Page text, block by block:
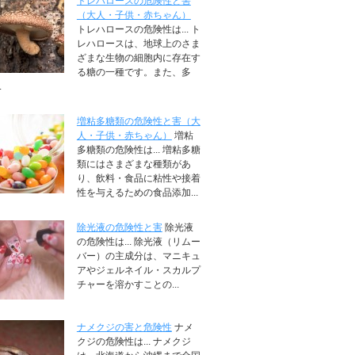
（大人・子供・赤ちゃん）
トレハロースの危険性は... ト
レハロースは、地球上のさま
ざまな生物の細胞内に存在す
る糖の一種です。また、多
増粘多糖類の危険性と害（大
人・子供・赤ちゃん）
増粘
多糖類の危険性は... 増粘多糖
類にはさまざまな種類があ
り、飲料・食品に粘性や接着
性を与えるための食品添加...
除光液の危険性と害 除光液
の危険性は... 除光液（リムー
バー）の主成分は、マニキュ
アやジェルネイル・スカルプ
チャーを溶かすことの...
ナメクジの害と危険性 ナメ
クジの危険性は... ナメクジ